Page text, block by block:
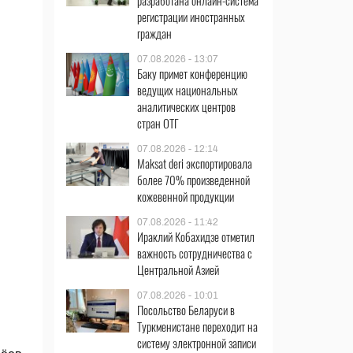
регистрации иностранных
граждан
07.08.2026 - 13:07
Баку примет конференцию
ведущих национальных
аналитических центров
стран ОТГ
07.08.2026 - 12:14
Maksat deri экспортировала
более 70% произведенной
кожевенной продукции
07.08.2026 - 11:42
Ираклий Кобахидзе отметил
важность сотрудничества с
Центральной Азией
07.08.2026 - 10:01
Посольство Беларуси в
Туркменистане переходит на
систему электронной записи